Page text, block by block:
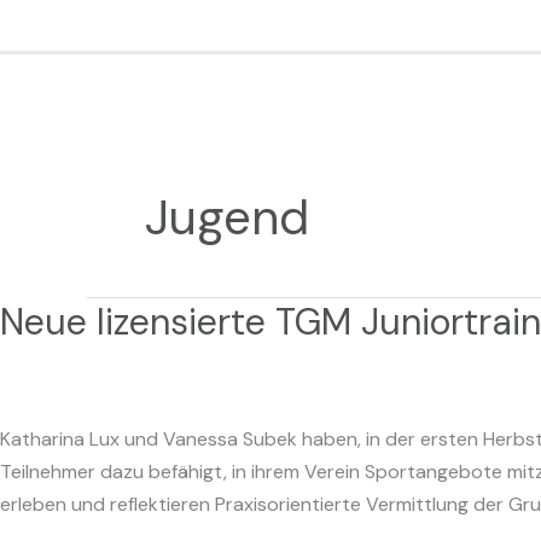
Jugend
Neue lizensierte TGM
Katharina Lux und Vanessa Subek haben, in der ersten
Teilnehmer dazu befähigt, in ihrem Verein Sportangebote
erleben und reflektieren Praxisorientierte Vermittlung der
Neue